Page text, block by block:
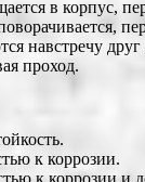
в корпус,
навстречу друг
проход.
к коррозии.